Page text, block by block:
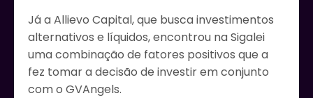
Já a Allievo Capital, que busca investimentos
alternativos e líquidos, encontrou na Sigalei
uma combinação de fatores positivos que a
fez tomar a decisão de investir em conjunto
com o GVAngels.